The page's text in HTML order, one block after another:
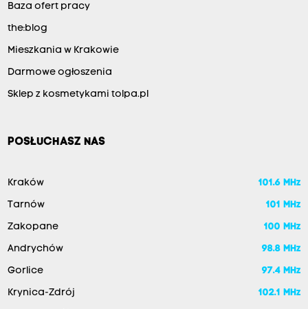
Baza ofert pracy
the:blog
Mieszkania w Krakowie
Darmowe ogłoszenia
Sklep z kosmetykami tolpa.pl
POSŁUCHASZ NAS
Kraków 101.6 MHz
Tarnów 101 MHz
Zakopane 100 MHz
Andrychów 98.8 MHz
Gorlice 97.4 MHz
Krynica-Zdrój 102.1 MHz